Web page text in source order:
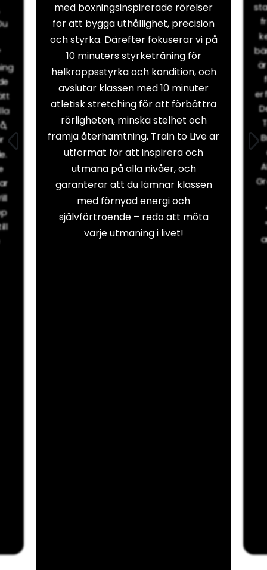
med boxningsinspirerade rörelser
för att bygga uthållighet, precision
och styrka. Därefter fokuserar vi på
10 minuters styrketräning för
helkroppsstyrka och kondition, och
avslutar klassen med 10 minuter
atletisk stretching för att förbättra
rörligheten, minska stelhet och
främja återhämtning. Train to Live är
utformat för att inspirera och
utmana på alla nivåer, och
garanterar att du lämnar klassen
med förnyad energi och
självförtroende – redo att möta
varje utmaning i livet!